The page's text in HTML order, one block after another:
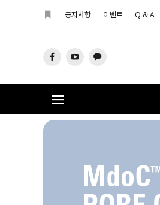
공지사항 이벤트 Q & A